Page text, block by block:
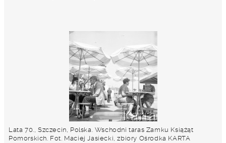
Lata 70., Szczecin, Polska. Wschodni taras Zamku Książąt
Pomorskich. Fot. Maciej Jasiecki, zbiory Ośrodka KARTA